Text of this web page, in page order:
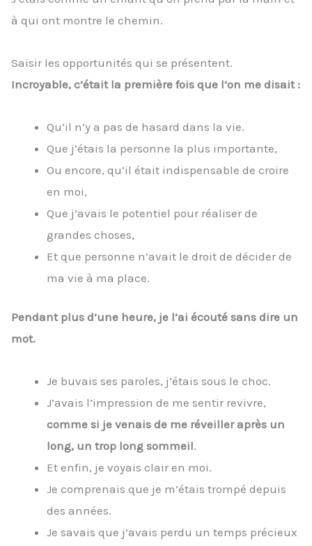
à qui ont montre le chemin.
Saisir les opportunités qui se présentent.
Incroyable, c’était la première fois que l’on me disait :
Qu’il n’y a pas de hasard dans la vie.
Que j’étais la personne la plus importante,
Ou encore, qu’il était indispensable de croire
en moi,
Que j’avais le potentiel pour réaliser de
grandes choses,
Et que personne n’avait le droit de décider de
ma vie à ma place.
Pendant plus d’une heure, je l’ai écouté sans dire un
mot.
Je buvais ses paroles, j’étais sous le choc.
J’avais l’impression de me sentir revivre,
comme si je venais de me réveiller après un
long, un trop long sommeil.
Et enfin, je voyais clair en moi.
Je comprenais que je m’étais trompé depuis
des années.
Je savais que j’avais perdu un temps précieux